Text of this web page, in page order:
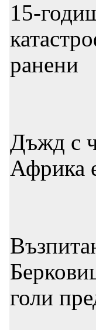
15-
ранени
Дъжд с
Африка
голи